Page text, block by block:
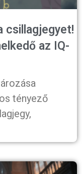
csillagjegyet!
az IQ-
tényező